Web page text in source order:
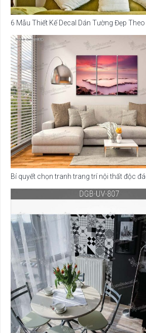
6 Mẫu Thiết Kế Decal Dán Tường Đẹp Theo
Bí quyết chọn tranh trang trí nội thất độc